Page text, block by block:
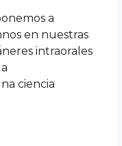
a
en nuestras
intraorales
ciencia